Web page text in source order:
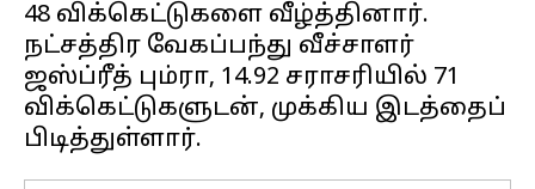
48 விக்கெட்டுகளை வீழ்த்தினார்.
நட்சத்திர வேகப்பந்து வீச்சாளர்
ஜஸ்ப்ரீத் பும்ரா, 14.92 சராசரியில் 71
விக்கெட்டுகளுடன், முக்கிய இடத்தைப்